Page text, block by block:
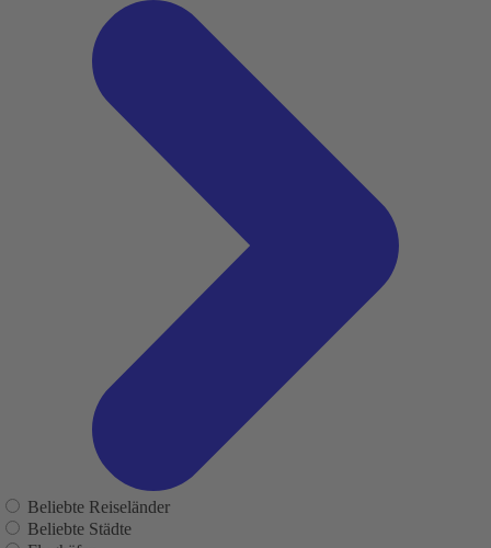
Beliebte Reiseländer
Beliebte Städte